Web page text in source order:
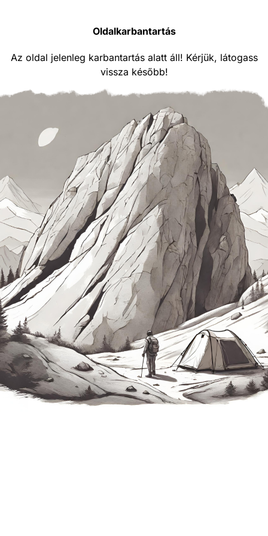
Oldalkarbantartás
Az oldal jelenleg karbantartás alatt áll! Kérjük, látogass
vissza később!